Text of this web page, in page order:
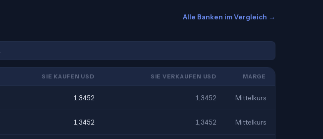
Alle Banken im Vergleich →
SIE KAUFEN USD SIE VERKAUFEN USD MARGE
1,3452 1,3452 Mittelkurs
1,3452 1,3452 Mittelkurs